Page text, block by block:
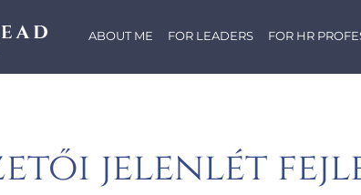
ABOUT ME FOR LEADERS FOR HR
jelenlét